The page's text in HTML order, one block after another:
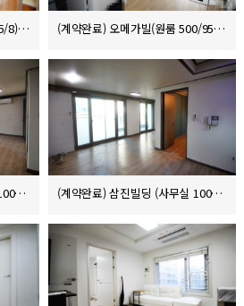
(계약완료) 뉴욕빌 (원룸 85/85/8) (계약완료) 오메가빌(원룸 500/95/5)
(계약완료) 삼진빌딩 (사무실 1000/85 부가세별도) (계약완료) 삼진빌딩 (사무실 1000/130 부가세별도)